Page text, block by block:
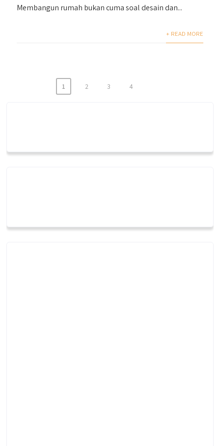
Membangun rumah bukan cuma soal desain dan...
+ READ MORE
1 2 3 4